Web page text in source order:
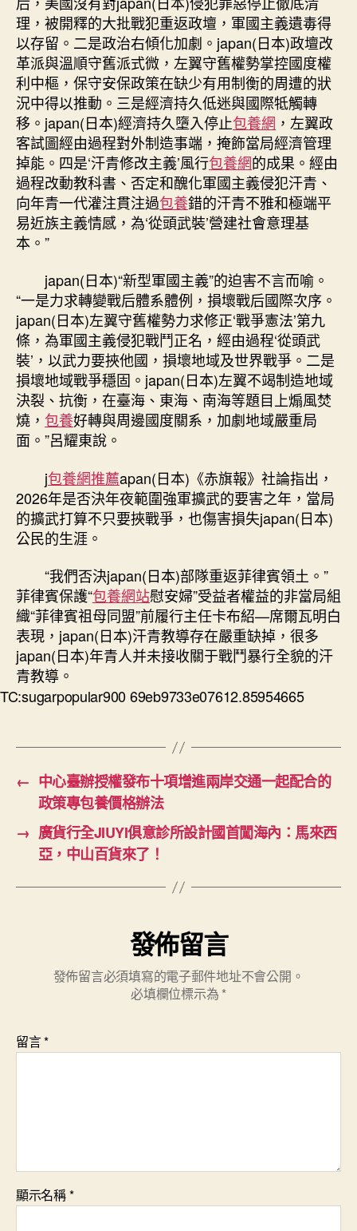
理，被開釋的大批戰犯重返政壇，軍國主義遺毒得
以存留。二是政治右傾化加劇。japan(日本)政壇改
革派與溫順守舊派式微，左翼守舊權勢掌控國度權
利中樞，保守安保政策在缺少有用制衡的周遭的狀
況中得以推動。三是經濟持久低迷與國際牴觸轉
移。japan(日本)經濟持久墮入停止包養網 ，左翼政
客試圖經由過程對外制造事端，掩飾當局經濟管理
掉能。四是‘汗青修改主義’風行包養網的成果。經由
過程改動教科書、否定和醜化軍國主義侵犯汗青、
向年青一代灌注貫注過包養錯的汗青不雅和極端平
易近族主義情感，為‘從頭武裝’營建社會意理基
本。”
japan(日本)“新型軍國主義”的迫害不言而喻。
“一是力求轉變戰后體系體例，損壞戰后國際次序。
japan(日本)左翼守舊權勢力求修正‘戰爭憲法’第九
條，為軍國主義侵犯戰鬥正名，經由過程‘從頭武
裝’，以武力要挾他國，損壞地域及世界戰爭。二是
損壞地域戰爭穩固。japan(日本)左翼不竭制造地域
決裂、抗衡，在臺海、東海、南海等題目上煽風焚
燒， 包養好轉與周邊國度關系，加劇地域嚴重局
面。”呂耀東說。
j包養網推薦apan(日本)《赤旗報》社論指出，
2026年是否決年夜範圍強軍擴武的要害之年，當局
的擴武打算不只要挾戰爭，也傷害損失japan(日本)
公民的生涯。
“我們否決japan(日本)部隊重返菲律賓領土。”
菲律賓保護“包養網站慰安婦”受益者權益的非當局組
織“菲律賓祖母同盟”前履行主任卡布紹—席爾瓦明白
表現，japan(日本)汗青教導存在嚴重缺掉，很多
japan(日本)年青人并未接收關于戰鬥暴行全貌的汗
青教導。
TC:sugarpopular900 69eb9733e07612.85954665
← 中心臺辦授權發布十項增進兩岸交通一起配合的
政策專包養價格辦法
→ 廣貨行全JIUYI俱意診所設計國首闖海內：馬來西
亞，中山百貨來了！
發佈留言
發佈留言必須填寫的電子郵件地址不會公開。
必填欄位標示為 *
留言*
顯示名稱*